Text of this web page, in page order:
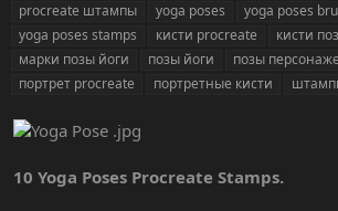
о
р
а
с
о
з
н
я
и
procreate штампы
yoga poses
yoga poses
yoga poses stamps
кисти procreate
кисти
марки позы йоги
позы йоги
позы
портрет procreate
портретные кисти
10 Yoga Poses Procreate Stamps.